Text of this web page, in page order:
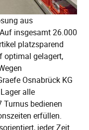
aus
insgesamt 26.000
platzsparend
optimal gelagert,
Osnabrück KG
alle
bedienen
erfüllen.
jeder Zeit